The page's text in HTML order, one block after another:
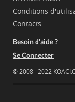
Conditions
Contacts
Besoin d'aide ?
Se Connecter
© 2008 - 2022